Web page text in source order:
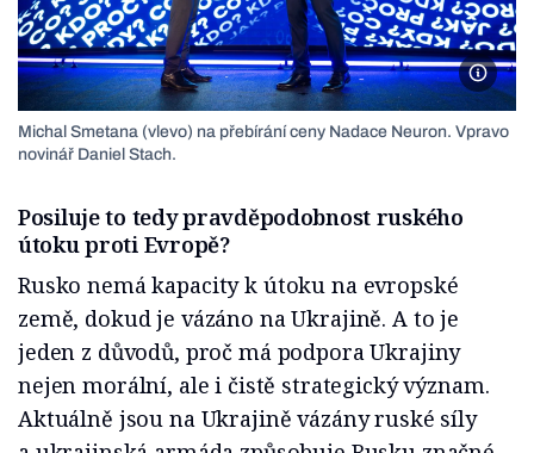
Foto
Michal Smetana (vlevo) na přebírání ceny Nadace Neuron. Vpravo
novinář Daniel Stach.
Posiluje to tedy pravděpodobnost ruského
útoku proti Evropě?
Rusko nemá kapacity k útoku na evropské
země, dokud je vázáno na Ukrajině. A to je
jeden z důvodů, proč má podpora Ukrajiny
nejen morální, ale i čistě strategický význam.
Aktuálně jsou na Ukrajině vázány ruské síly